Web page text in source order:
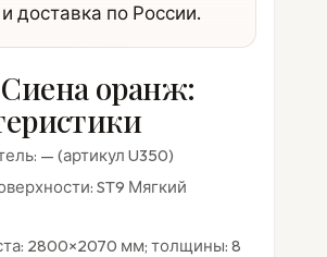
доставка по России.
оранж:
— (артикул U350)
ST9 Мягкий
2800×2070 мм; толщины: 8